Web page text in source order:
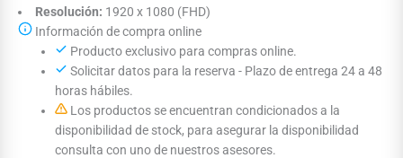
Resolución: 1920 x 1080 (FHD)
Información de compra online
Producto exclusivo para compras online.
Solicitar datos para la reserva - Plazo de entrega 24 a 48
horas hábiles.
Los productos se encuentran condicionados a la
disponibilidad de stock, para asegurar la disponibilidad
consulta con uno de nuestros asesores.